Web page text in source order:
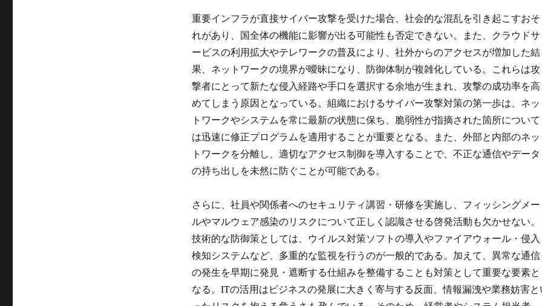
重要インフラが直接サイバー攻撃を受けた場合、社会的な混乱を引き起こすおそ
れがあり、国全体の機能に影響が出る可能性も否定できない。また、クラウドサ
ービスの利用拡大やテレワークの普及により、社外からのアクセスが増加した結
果、ネットワークの境界が曖昧になり、防御体制が複雑化している。これらは攻
撃者にとって新たな侵入経路や手口を選択する余地が生まれ、攻撃の成功率を高
めてしまう原因となっている。組織におけるサイバー攻撃対策の第一歩は、ネッ
トワークやシステムを常に最新の状態に保ち、脆弱性が指摘された箇所について
は迅速に修正プログラムを適用することが重要となる。また、外部と内部のネッ
トワークを分離し、適切なアクセス制御を導入することで、不正な通信やデータ
の持ち出しを未然に防ぐことが可能である。
さらに、社員や関係者へのセキュリティ講習・研修を実施し、フィッシングメー
ルやマルウェア感染のリスクについて正しく認識させる啓発活動も欠かせない。
技術的な防御策としては、ウイルス対策ソフトの導入やファイアウォール・侵入
検知システムなど、多重的な監視を行うのが一般的である。加えて、異常な通信
の発生を早期に発見・遮断する仕組みを整備することも対策として重要な要素と
なる。ITの活用はビジネスの発展に大きく寄与する反面、情報漏洩や業務妨害と